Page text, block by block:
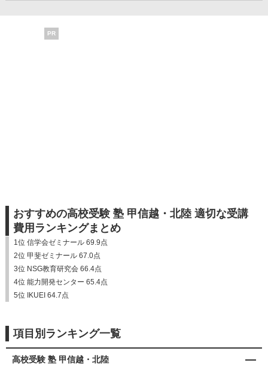
PR
おすすめの高校受験 塾 甲信越・北陸 適切な受講
費用ランキングまとめ
1位 信学会ゼミナール 69.9点
2位 甲斐ゼミナール 67.0点
3位 NSG教育研究会 66.4点
4位 能力開発センター 65.4点
5位 IKUEI 64.7点
項目別ランキング一覧
高校受験 塾 甲信越・北陸